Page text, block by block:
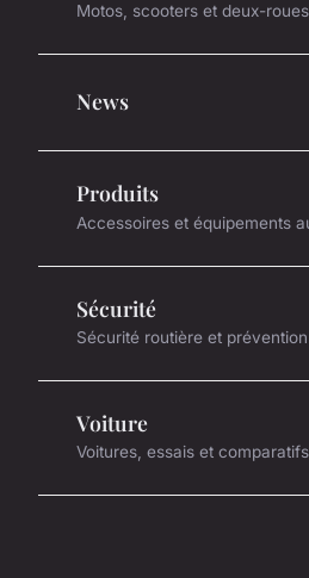
Motos, scooters et deux-roues
News
Produits
Accessoires et équipements
Sécurité
Sécurité routière et prévention
Voiture
Voitures, essais et comparatifs